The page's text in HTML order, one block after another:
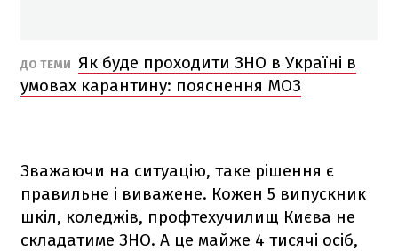
ДО ТЕМИ
Як буде проходити ЗНО в Україні в
умовах карантину: пояснення МОЗ
Зважаючи на ситуацію, таке рішення є
правильне і виважене. Кожен 5 випускник
шкіл, коледжів, профтехучилищ Києва не
складатиме ЗНО. А це майже 4 тисячі осіб,